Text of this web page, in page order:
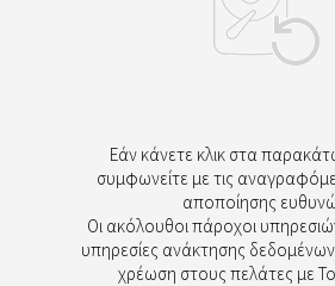
Εάν κάνετε κλικ στα
συμφωνείτε με τις
αποποίησης
Οι ακόλουθοι πάροχοι
υπηρεσίες ανάκτησης
χρέωση στους πελάτες με